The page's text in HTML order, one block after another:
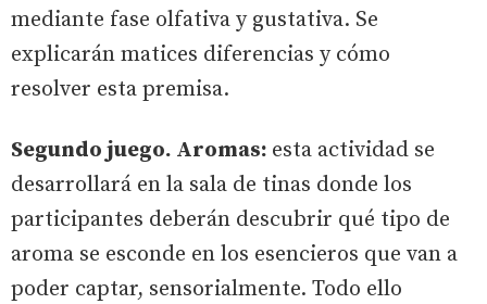
mediante fase olfativa y gustativa. Se
explicarán matices diferencias y cómo
resolver esta premisa.
Segundo juego. Aromas: esta actividad se
desarrollará en la sala de tinas donde los
participantes deberán descubrir qué tipo de
aroma se esconde en los esencieros que van a
poder captar, sensorialmente. Todo ello